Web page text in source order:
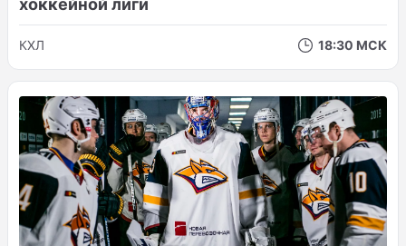
хоккейной лиги
КХЛ 18:30 МСК